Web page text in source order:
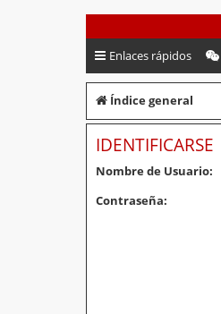
Enlaces rápidos
Índice general
IDENTIFICARSE
Nombre de Usuario:
Contraseña: